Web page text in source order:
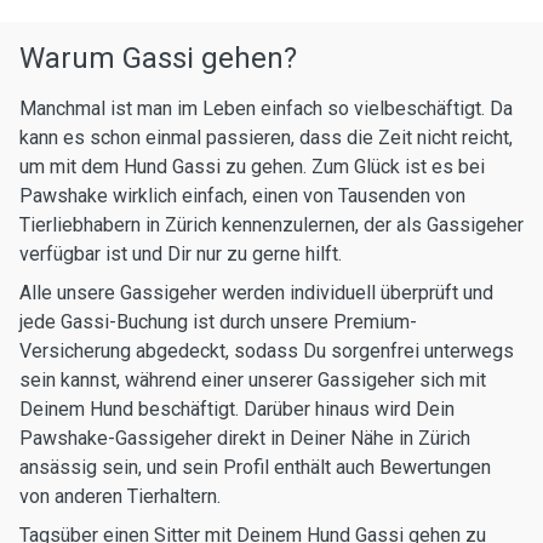
Warum Gassi gehen?
Manchmal ist man im Leben einfach so vielbeschäftigt. Da
kann es schon einmal passieren, dass die Zeit nicht reicht,
um mit dem Hund Gassi zu gehen. Zum Glück ist es bei
Pawshake wirklich einfach, einen von Tausenden von
Tierliebhabern in Zürich kennenzulernen, der als Gassigeher
verfügbar ist und Dir nur zu gerne hilft.
Alle unsere Gassigeher werden individuell überprüft und
jede Gassi-Buchung ist durch unsere Premium-
Versicherung abgedeckt, sodass Du sorgenfrei unterwegs
sein kannst, während einer unserer Gassigeher sich mit
Deinem Hund beschäftigt. Darüber hinaus wird Dein
Pawshake-Gassigeher direkt in Deiner Nähe in Zürich
ansässig sein, und sein Profil enthält auch Bewertungen
von anderen Tierhaltern.
Tagsüber einen Sitter mit Deinem Hund Gassi gehen zu